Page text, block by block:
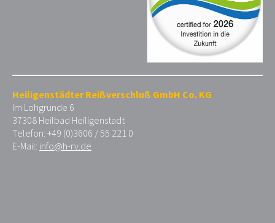
Heiligenstädter Reißverschluß GmbH Co. KG
Im Lohgrunde 6
37308 Heilbad Heiligenstadt
Telefon: +49 (0)3606 / 55 221 0
E-Mail: info@h-rv.de